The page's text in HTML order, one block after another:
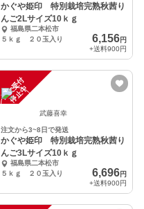
かぐや姫印 特別栽培完熟秋茜り
んご2Lサイズ10ｋｇ
福島県二本松市
５ｋｇ ２０玉入り
6,156円
+送料900円
注
文
受
付
停
止
中
武藤喜幸
注文から3~8日で発送
かぐや姫印 特別栽培完熟秋茜り
んご3Lサイズ10ｋｇ
福島県二本松市
５ｋｇ ２０玉入り
6,696円
+送料900円